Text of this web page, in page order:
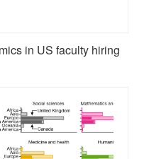
in US faculty hiring